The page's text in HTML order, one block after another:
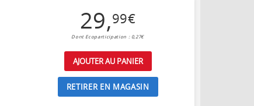
29,99€
Dont Ecoparticipation : 0,27€
AJOUTER AU PANIER
RETIRER EN MAGASIN